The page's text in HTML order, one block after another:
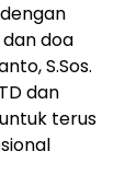
doa
S.Sos.
dan
terus